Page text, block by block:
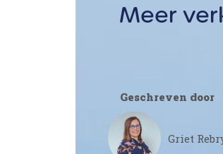
Meer
Geschreven door
Griet